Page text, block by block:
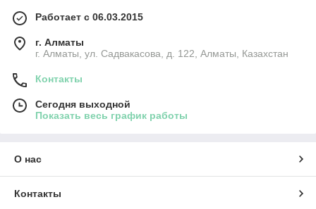
Работает с 06.03.2015
г. Алматы
г. Алматы, ул. Садвакасова, д. 122, Алматы, Казахстан
Контакты
Сегодня выходной
Показать весь график работы
О нас
Контакты